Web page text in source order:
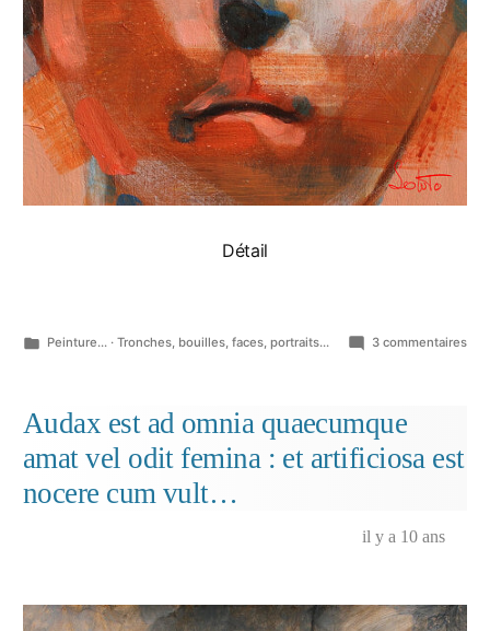
Détail
Publié
Peinture... ·Tronches, bouilles, faces, portraits... 3 commentairessur
me
Audax est ad omnia quaecumque
amat vel odit femina : et artificiosa est
nocere cum vult…
il y a 10 ans